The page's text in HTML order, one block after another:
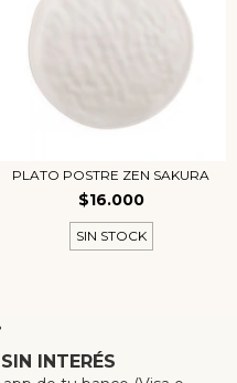
PLATO POSTRE ZEN SAKURA
$16.000
SIN STOCK
INTERÉS